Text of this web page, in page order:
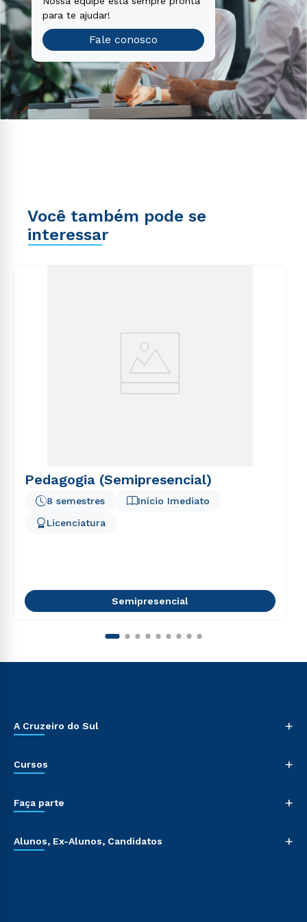
para te ajudar!
Fale conosco
Você também pode se
interessar
Pedagogia (Semipresencial)
Início Imediato
8 semestres
Licenciatura
Semipresencial
A Cruzeiro do Sul +
Cursos +
Faça parte +
Alunos, Ex-Alunos, Candidatos +